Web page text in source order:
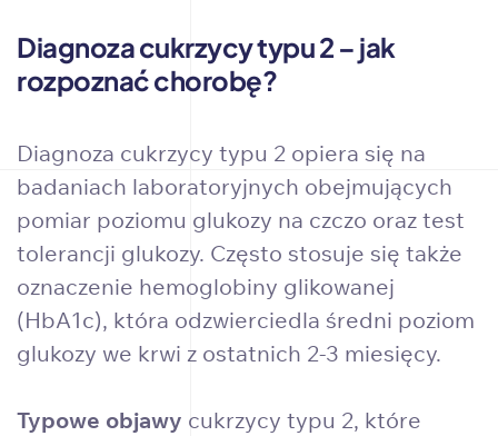
Diagnoza cukrzycy typu 2 – jak
rozpoznać chorobę?
Diagnoza cukrzycy typu 2 opiera się na
badaniach laboratoryjnych obejmujących
pomiar poziomu glukozy na czczo oraz test
tolerancji glukozy. Często stosuje się także
oznaczenie hemoglobiny glikowanej
(HbA1c), która odzwierciedla średni poziom
glukozy we krwi z ostatnich 2-3 miesięcy.
Typowe objawy cukrzycy typu 2, które